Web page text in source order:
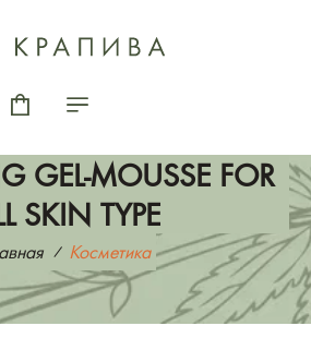
GEL-MOUSSE FOR
SKIN TYPE
Косметика